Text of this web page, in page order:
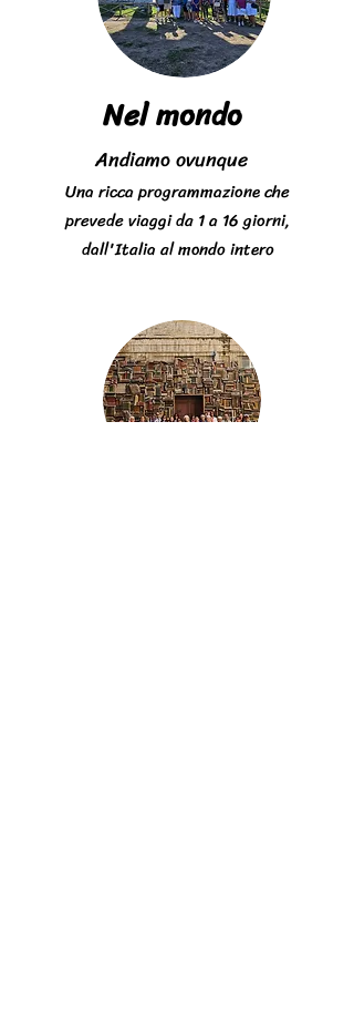
Nel mondo
Andiamo ovunque
Una ricca programmazione che
prevede viaggi da 1 a 16 giorni,
dall'Italia al mondo intero